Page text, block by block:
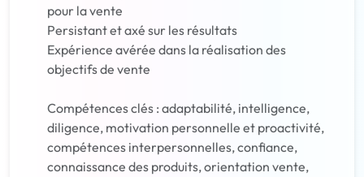
pour la vente
Persistant et axé sur les résultats
Expérience avérée dans la réalisation des
objectifs de vente
Compétences clés : adaptabilité, intelligence,
diligence, motivation personnelle et proactivité,
compétences interpersonnelles, confiance,
connaissance des produits, orientation vente,